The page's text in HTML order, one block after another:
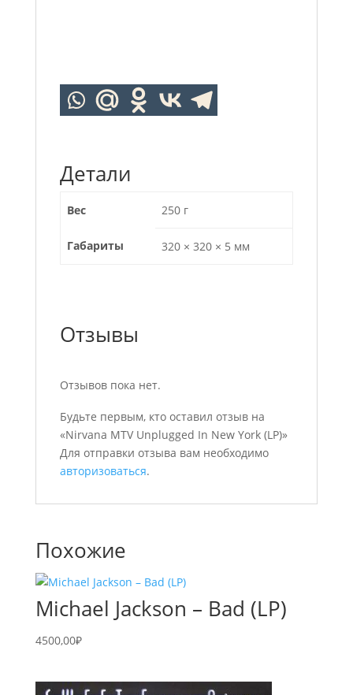
Детали
Вес 250 г
Габариты 320 × 320 × 5 мм
Отзывы
Отзывов пока нет.
Будьте первым, кто оставил отзыв на
«Nirvana MTV Unplugged In New York (LP)»
Для отправки отзыва вам необходимо
авторизоваться.
Похожие
Michael Jackson – Bad (LP)
4500,00₽